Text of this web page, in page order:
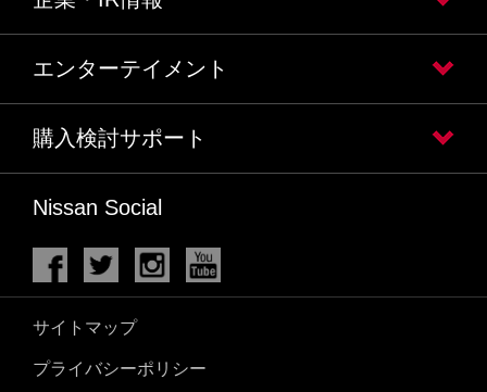
エンターテイメント
購入検討サポート
Nissan Social
サイトマップ
プライバシーポリシー